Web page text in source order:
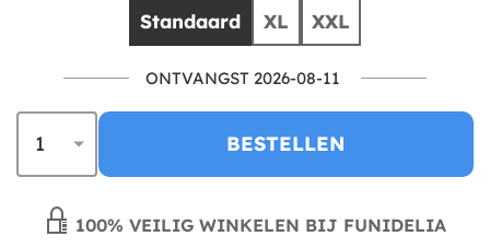
Standaard XL XXL
ONTVANGST 2026-08-11
BESTELLEN
100% VEILIG WINKELEN BIJ FUNIDELIA